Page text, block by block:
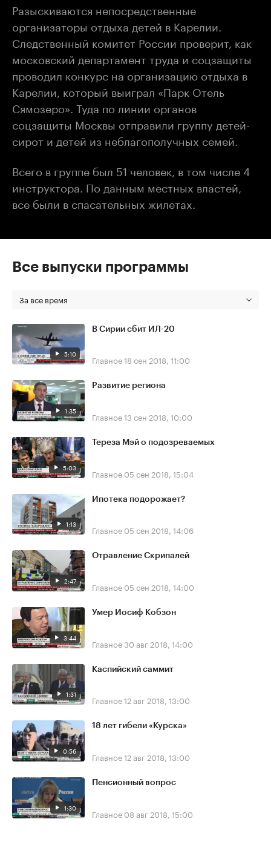
Разыскиваются непосредственные
организаторы отдыха детей в Карелии.
Следственный комитет России проверит, как
московский департамент труда и соцзащиты
проводил конкурс на организацию отдыха в
Карелии, который выиграл «Парк Отель
Сямозеро». Туда по линии органов
соцзащиты Москвы отправили группу детей-
сирот и детей из неблагополучных семей.
Всего в группе был 51 человек, в том числе 4
инструктора. По данным местных властей,
все были в спасательных жилетах.
Все выпуски программы
За все время
5:10
В Сирии сбит ИЛ-20
Главное18 сен 2018, 11:00
1:35
Развитие региона
Главное13 сен 2018, 10:00
5:03
Тереза Мэй о подозреваемых
Главное 05 сен 2018, 15:04
1:13
Ипотека подорожает?
Главное 05 сен 2018, 14:06
2:47
Отравление Скрипалей
Главное 05 сен 2018, 14:00
3:44
Умер Иосиф Кобзон
Главное30 авг 2018, 14:00
1:31
Каспийский саммит
Главное12 авг 2018, 13:00
0:56
18 лет гибели «Курска»
Главное12 авг 2018, 13:00
1:30
Пенсионный вопрос
Главное 08 авг 2018, 15:00